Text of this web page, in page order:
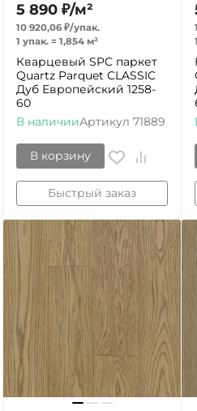
5 890 ₽/м²
10 920,06 ₽/упак.
1 упак. = 1,854 м²
Кварцевый SPC паркет
Quartz Parquet CLASSIC
Дуб Европейский 1258-
60
В наличииАртикул 71889
В корзину
Быстрый заказ